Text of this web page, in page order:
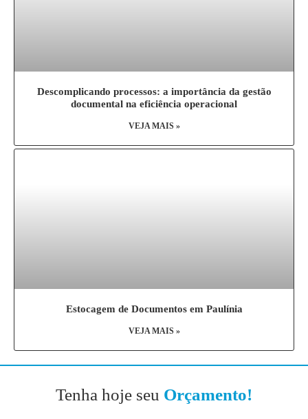
Descomplicando processos: a importância da gestão
documental na eficiência operacional
VEJA MAIS »
Estocagem de Documentos em Paulínia
VEJA MAIS »
Tenha hoje seu Orçamento!